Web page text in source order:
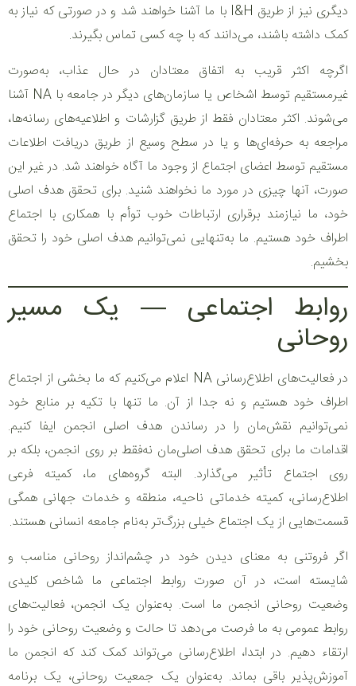
دیگری نیز از طریق I&H با ما آشنا خواهند شد و در صورتی که نیاز به
کمک داشته باشند، می‌دانند که با چه کسی تماس بگیرند.
اگرچه اکثر قریب به اتفاق معتادان در حال عذاب، به‌صورت
غیرمستقیم توسط اشخاص یا سازمان‌های دیگر در جامعه با NA آشنا
می‌شوند. اکثر معتادان فقط از طریق گزارشات و اطلاعیه‌های رسانه‌ها،
مراجعه به حرفه‌ای‌ها و یا در سطح وسیع از طریق دریافت اطلاعات
مستقیم توسط اعضای اجتماع از وجود ما آگاه خواهند شد. در غیر این
صورت، آنها چیزی در مورد ما نخواهند شنید. برای تحقق هدف اصلی
خود، ما نیازمند برقراری ارتباطات خوب توأم با همکاری با اجتماع
اطراف خود هستیم. ما به‌تنهایی نمی‌توانیم هدف اصلی خود را تحقق
بخشیم.
روابط اجتماعی — یک مسیر
روحانی
در فعالیت‌های اطلاع‌رسانی NA اعلام می‌کنیم که ما بخشی از اجتماع
اطراف خود هستیم و نه جدا از آن. ما تنها با تکیه بر منابع خود
نمی‌توانیم نقش‌مان را در رساندن هدف اصلی انجمن ایفا کنیم.
اقدامات ما برای تحقق هدف اصلی‌مان نه‌فقط بر روی انجمن، بلکه بر
روی اجتماع تأثیر می‌گذارد. البته گروه‌های ما، کمیته فرعی
اطلاع‌رسانی، کمیته خدماتی ناحیه، منطقه و خدمات جهانی همگی
قسمت‌هایی از یک اجتماع خیلی بزرگ‌تر به‌نام جامعه انسانی هستند.
اگر فروتنی به معنای دیدن خود در چشم‌انداز روحانی مناسب و
شایسته است، در آن صورت روابط اجتماعی ما شاخص کلیدی
وضعیت روحانی انجمن ما است. به‌عنوان یک انجمن، فعالیت‌های
روابط عمومی به ما فرصت می‌دهد تا حالت و وضعیت روحانی خود را
ارتقاء دهیم. در ابتدا، اطلاع‌رسانی می‌تواند کمک کند که انجمن ما
آموزش‌پذیر باقی بماند. به‌عنوان یک جمعیت روحانی، یک برنامه